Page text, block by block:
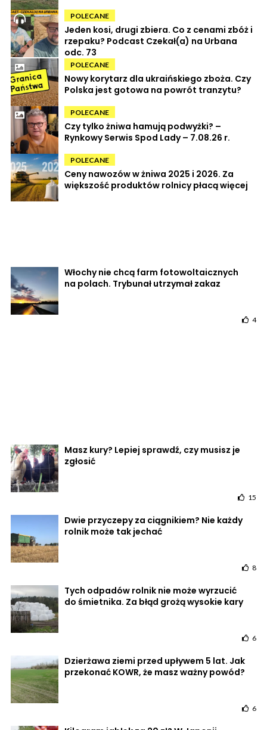
POLECANE
Jeden kosi, drugi zbiera. Co z cenami zbóż i
rzepaku? Podcast Czekał(a) na Urbana
odc. 73
POLECANE
Nowy korytarz dla ukraińskiego zboża. Czy
Polska jest gotowa na powrót tranzytu?
POLECANE
Czy tylko żniwa hamują podwyżki? –
Rynkowy Serwis Spod Lady – 7.08.26 r.
POLECANE
Ceny nawozów w żniwa 2025 i 2026. Za
większość produktów rolnicy płacą więcej
Włochy nie chcą farm fotowoltaicznych
na polach. Trybunał utrzymał zakaz
4
Masz kury? Lepiej sprawdź, czy musisz je
zgłosić
15
Dwie przyczepy za ciągnikiem? Nie każdy
rolnik może tak jechać
8
Tych odpadów rolnik nie może wyrzucić
do śmietnika. Za błąd grożą wysokie kary
6
Dzierżawa ziemi przed upływem 5 lat. Jak
przekonać KOWR, że masz ważny powód?
6